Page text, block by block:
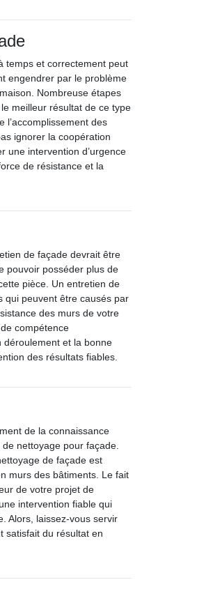
temps et correctement peut
engendrer par le problème
Nombreuse étapes
meilleur résultat de ce type
l’accomplissement des
ignorer la coopération
une intervention d’urgence
de résistance et la
de façade devrait être
pouvoir posséder plus de
pièce. Un entretien de
qui peuvent être causés par
des murs de votre
compétence
déroulement et la bonne
des résultats fiables.
de la connaissance
nettoyage pour façade.
de façade est
murs des bâtiments. Le fait
de votre projet de
intervention fiable qui
Alors, laissez-vous servir
satisfait du résultat en